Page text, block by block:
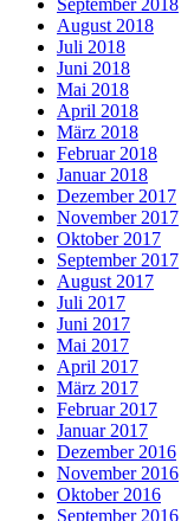
September 2018
August 2018
Juli 2018
Juni 2018
Mai 2018
April 2018
März 2018
Februar 2018
Januar 2018
Dezember 2017
November 2017
Oktober 2017
September 2017
August 2017
Juli 2017
Juni 2017
Mai 2017
April 2017
März 2017
Februar 2017
Januar 2017
Dezember 2016
November 2016
Oktober 2016
September 2016